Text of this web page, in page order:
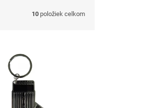
10 položiek celkom